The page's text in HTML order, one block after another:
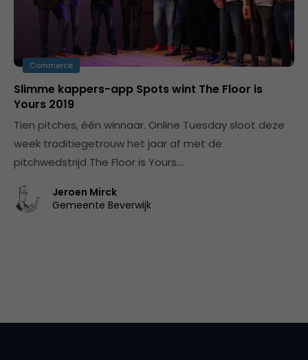
Commerce
Slimme kappers-app Spots wint The Floor is
Yours 2019
Tien pitches, één winnaar. Online Tuesday sloot deze
week traditiegetrouw het jaar af met de
pitchwedstrijd The Floor is Yours.…
Jeroen Mirck
Gemeente Beverwijk